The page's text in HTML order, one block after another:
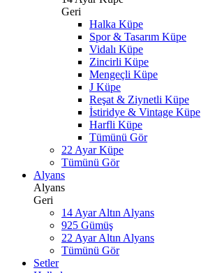
Geri
Halka Küpe
Spor & Tasarım Küpe
Vidalı Küpe
Zincirli Küpe
Mengeçli Küpe
J Küpe
Reşat & Ziynetli Küpe
İstiridye & Vintage Küpe
Harfli Küpe
Tümünü Gör
22 Ayar Küpe
Tümünü Gör
Alyans
Alyans
Geri
14 Ayar Altın Alyans
925 Gümüş
22 Ayar Altın Alyans
Tümünü Gör
Setler